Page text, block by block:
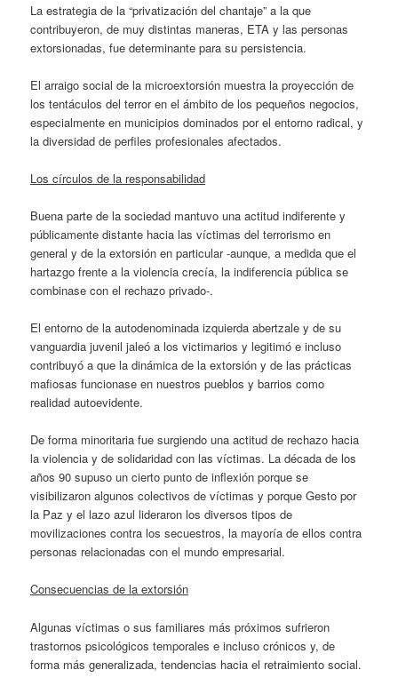
La estrategia de la “privatización del chantaje” a la que
contribuyeron, de muy distintas maneras, ETA y las personas
extorsionadas, fue determinante para su persistencia.
El arraigo social de la microextorsión muestra la proyección de
los tentáculos del terror en el ámbito de los pequeños negocios,
especialmente en municipios dominados por el entorno radical, y
la diversidad de perfiles profesionales afectados.
Los círculos de la responsabilidad
Buena parte de la sociedad mantuvo una actitud indiferente y
públicamente distante hacia las víctimas del terrorismo en
general y de la extorsión en particular -aunque, a medida que el
hartazgo frente a la violencia crecía, la indiferencia pública se
combinase con el rechazo privado-.
El entorno de la autodenominada izquierda abertzale y de su
vanguardia juvenil jaleó a los victimarios y legitimó e incluso
contribuyó a que la dinámica de la extorsión y de las prácticas
mafiosas funcionase en nuestros pueblos y barrios como
realidad autoevidente.
De forma minoritaria fue surgiendo una actitud de rechazo hacia
la violencia y de solidaridad con las víctimas. La década de los
años 90 supuso un cierto punto de inflexión porque se
visibilizaron algunos colectivos de víctimas y porque Gesto por
la Paz y el lazo azul lideraron los diversos tipos de
movilizaciones contra los secuestros, la mayoría de ellos contra
personas relacionadas con el mundo empresarial.
Consecuencias de la extorsión
Algunas víctimas o sus familiares más próximos sufrieron
trastornos psicológicos temporales e incluso crónicos y, de
forma más generalizada, tendencias hacia el retraimiento social.